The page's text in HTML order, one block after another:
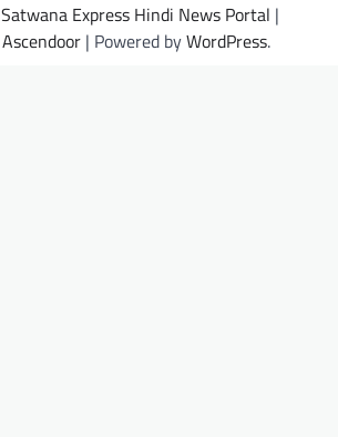
Satwana Express Hindi News Portal |
Ascendoor | Powered byWordPress.